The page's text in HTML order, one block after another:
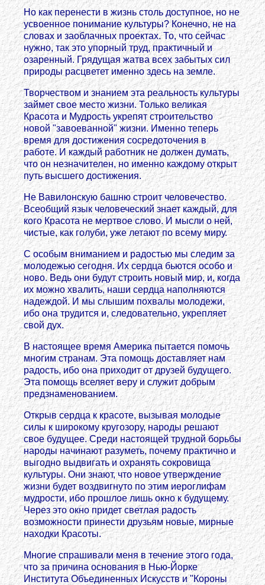
Но как перенести в жизнь столь доступное, но не
усвоенное понимание культуры? Конечно, не на
словах и заоблачных проектах. То, что сейчас
нужно, так это упорный труд, практичный и
озаренный. Грядущая жатва всех забытых сил
природы расцветет именно здесь на земле.
Творчеством и знанием эта реальность культуры
займет свое место жизни. Только великая
Красота и Мудрость укрепят строительство
новой "завоеванной" жизни. Именно теперь
время для достижения сосредоточения в
работе. И каждый работник не должен думать,
что он незначителен, но именно каждому открыт
путь высшего достижения.
Не Вавилонскую башню строит человечество.
Всеобщий язык человеческий знает каждый, для
кого Красота не мертвое слово. И мысли о ней,
чистые, как голуби, уже летают по всему миру.
С особым вниманием и радостью мы следим за
молодежью сегодня. Их сердца бьются особо и
ново. Ведь они будут строить новый мир, и, когда
их можно хвалить, наши сердца наполняются
надеждой. И мы слышим похвалы молодежи,
ибо она трудится и, следовательно, укрепляет
свой дух.
В настоящее время Америка пытается помочь
многим странам. Эта помощь доставляет нам
радость, ибо она приходит от друзей будущего.
Эта помощь вселяет веру и служит добрым
предзнаменованием.
Открыв сердца к красоте, вызывая молодые
силы к широкому кругозору, народы решают
свое будущее. Среди настоящей трудной борьбы
народы начинают разуметь, почему практично и
выгодно выдвигать и охранять сокровища
культуры. Они знают, что новое утверждение
жизни будет воздвигнуто по этим иероглифам
мудрости, ибо прошлое лишь окно к будущему.
Через это окно придет светлая радость
возможности принести друзьям новые, мирные
находки Красоты.
Многие спрашивали меня в течение этого года,
что за причина основания в Нью-Йорке
Института Объединенных Искусств и "Короны